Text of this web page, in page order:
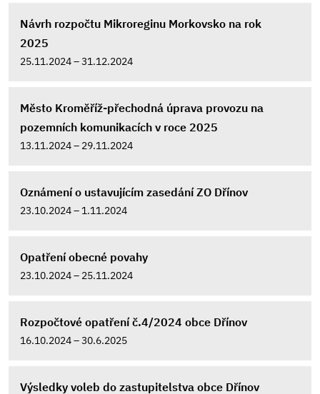
Návrh rozpočtu Mikroreginu Morkovsko na rok
2025
25.11.2024 – 31.12.2024
Město Kroměříž-přechodná úprava provozu na
pozemních komunikacích v roce 2025
13.11.2024 – 29.11.2024
Oznámení o ustavujícím zasedání ZO Dřínov
23.10.2024 – 1.11.2024
Opatření obecné povahy
23.10.2024 – 25.11.2024
Rozpočtové opatření č.4/2024 obce Dřínov
16.10.2024 – 30.6.2025
Výsledky voleb do zastupitelstva obce Dřínov